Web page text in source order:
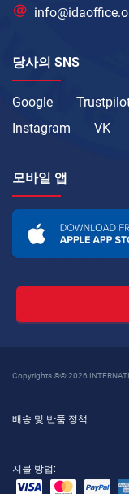
당사의 SNS
Google
Instagram
VK
모바일 앱
Copyrights ©© 2026
배송 및 반품 정책
지불 방법: